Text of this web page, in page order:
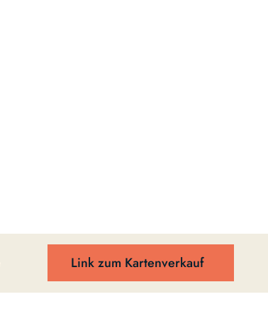
Link zum Kartenverkauf